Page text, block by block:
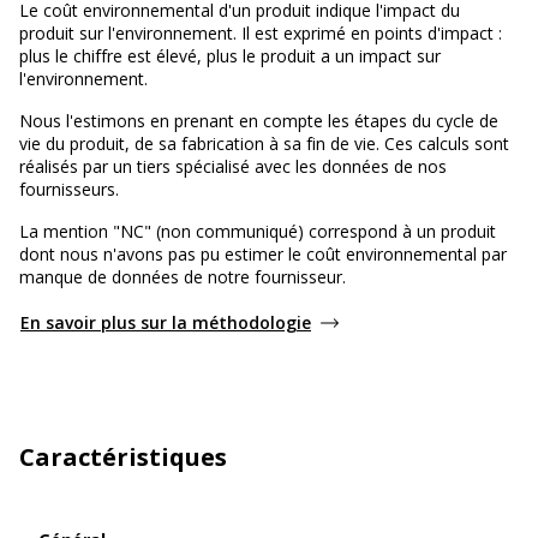
Le coût environnemental d'un produit indique l'impact du
produit sur l'environnement. Il est exprimé en points d'impact :
plus le chiffre est élevé, plus le produit a un impact sur
l'environnement.
Nous l'estimons en prenant en compte les étapes du cycle de
vie du produit, de sa fabrication à sa fin de vie. Ces calculs sont
réalisés par un tiers spécialisé avec les données de nos
fournisseurs.
La mention "NC" (non communiqué) correspond à un produit
dont nous n'avons pas pu estimer le coût environnemental par
manque de données de notre fournisseur.
En savoir plus sur la méthodologie
Caractéristiques